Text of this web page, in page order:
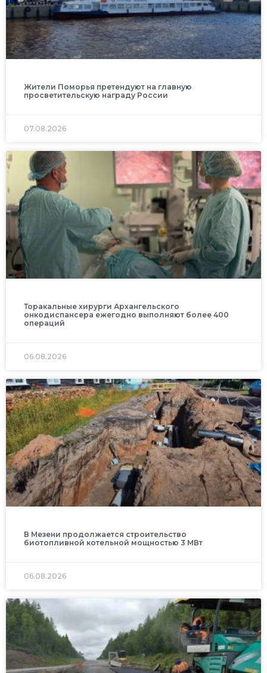
Жители Поморья претендуют на главную
просветительскую награду России
07.08.2026
Торакальные хирурги Архангельского
онкодиспансера ежегодно выполняют более 400
операций
06.08.2026
В Мезени продолжается строительство
биотопливной котельной мощностью 3 МВт
06.08.2026